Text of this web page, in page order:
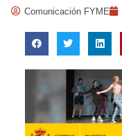
Comunicación FYME